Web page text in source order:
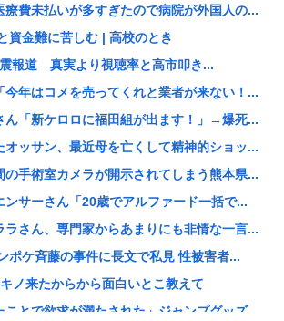
療費未払いが多すぎたので病院が外国人の...
資金難に苦しむ | 高校のとき
震報道 真実より視聴率と高市叩き...
今年はコメを売ってくれと業者が来ない！...
ん「新ケロロに福田組が出ます！」→爆死...
オッサン、最近母を亡くして精神的ショッ...
の手術室カメラが開示されてしまう熊本県...
ンサーさん「20歳でアルファード一括で...
ラさん、専門家からあまりにも非情な一言...
ポケ斉藤の事件に長文で私見 性被害者...
ノ来たからから面白いとこ教えて
ことで欲求が満たされた」ジャンプグッズ...